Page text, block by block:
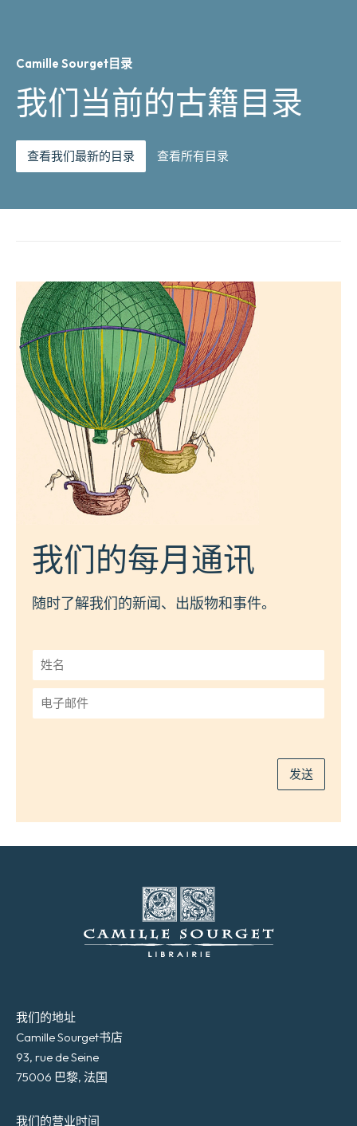
Camille Sourget目录
我们当前的古籍目录
查看我们最新的目录 查看所有目录
我们的每月通讯
随时了解我们的新闻、出版物和事件。
姓
名
*
子
发送
我们的地址
Camille Sourget书店
93, rue de Seine
75006 巴黎, 法国
我们的营业时间